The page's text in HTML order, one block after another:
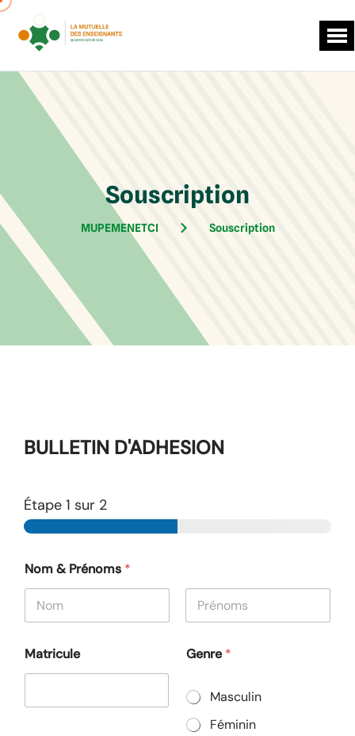
Souscription
MUPEMENETCI Souscription
BULLETIN D'ADHESION
Étape 1 sur 2
Nom & Prénoms *
Matricule Genre*
Masculin
Féminin